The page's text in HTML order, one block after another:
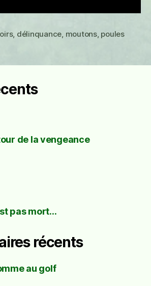
, délinquance moutons, poules
de la vengeance
pas mort…
récents
au golf